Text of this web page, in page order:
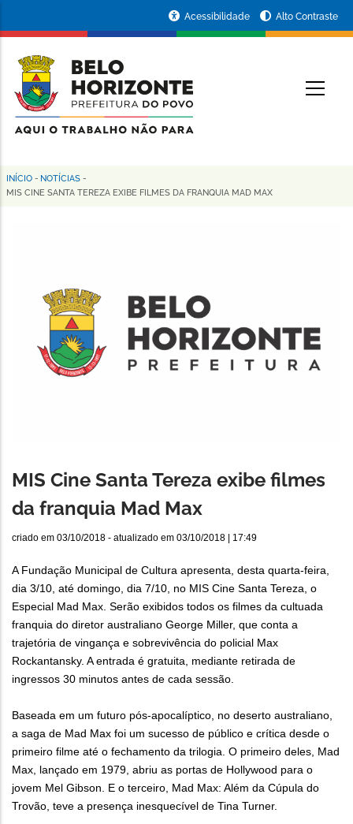
conteúdo
principal
da
Prefeitura
de
Horizonte
Acessibilidade Alto Contraste
Trilha
INÍCIO - NOTÍCIAS -
MIS CINE SANTA TEREZA EXIBE FILMES DA FRANQUIA MAD MAX
MIS Cine Santa Tereza exibe filmes
da franquia Mad Max
criado em 03/10/2018 - atualizado em 03/10/2018 | 17:49
A Fundação Municipal de Cultura apresenta, desta quarta-feira,
dia 3/10, até domingo, dia 7/10, no MIS Cine Santa Tereza, o
Especial Mad Max. Serão exibidos todos os filmes da cultuada
franquia do diretor australiano George Miller, que conta a
trajetória de vingança e sobrevivência do policial Max
Rockantansky. A entrada é gratuita, mediante retirada de
ingressos 30 minutos antes de cada sessão.
Baseada em um futuro pós-apocalíptico, no deserto australiano,
a saga de Mad Max foi um sucesso de público e crítica desde o
primeiro filme até o fechamento da trilogia. O primeiro deles, Mad
Max, lançado em 1979, abriu as portas de Hollywood para o
jovem Mel Gibson. E o terceiro, Mad Max: Além da Cúpula do
Trovão, teve a presença inesquecível de Tina Turner.